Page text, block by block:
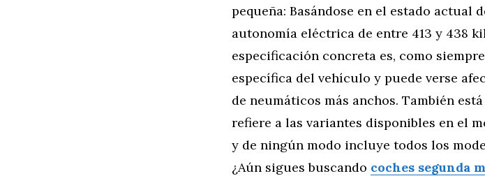
pequeña: Basándose en el estado actual
autonomía eléctrica de entre 413 y 438
especificación concreta es, como
específica del vehículo y puede verse
de neumáticos más anchos. También
refiere a las variantes disponibles en el
y de ningún modo incluye todos los
¿Aún sigues buscando coches segunda